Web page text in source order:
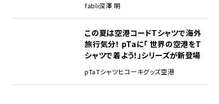
fabli深澤 明
この夏は空港コードTシャツで海外
旅行気分！ pTaに「 世界の空港をT
シャツで着よう！」シリーズが新登場
pTaTシャツヒコーキグッズ空港